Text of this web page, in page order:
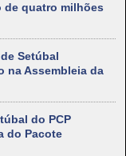
de quatro milhões
Setúbal
na Assembleia da
do PCP
do Pacote